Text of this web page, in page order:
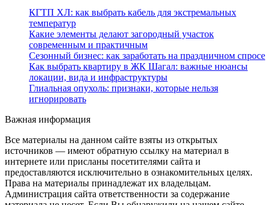
КГТП ХЛ: как выбрать кабель для экстремальных
температур
Какие элементы делают загородный участок
современным и практичным
Сезонный бизнес: как заработать на праздничном спросе
Как выбрать квартиру в ЖК Шагал: важные нюансы
локации, вида и инфраструктуры
Глиальная опухоль: признаки, которые нельзя
игнорировать
Важная информация
Все материалы на данном сайте взяты из открытых
источников — имеют обратную ссылку на материал в
интернете или присланы посетителями сайта и
предоставляются исключительно в ознакомительных целях.
Права на материалы принадлежат их владельцам.
Администрация сайта ответственности за содержание